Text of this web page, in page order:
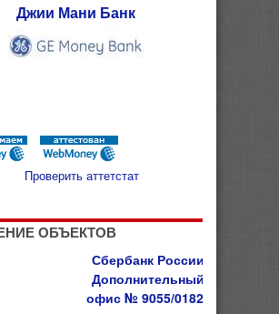
Джии Мани Банк
Проверить аттетстат
ОБЪЕКТОВ
Сбербанк России
Дополнительный
офис № 9055/01820